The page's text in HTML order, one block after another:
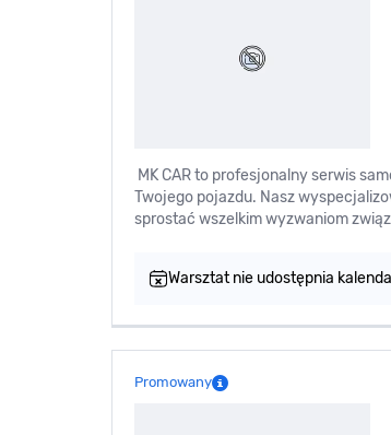
MK CAR to profesjonalny serwis
Twojego pojazdu. Nasz
sprostać wszelkim wyzwaniom
Warsztat nie udostępnia
Promowany